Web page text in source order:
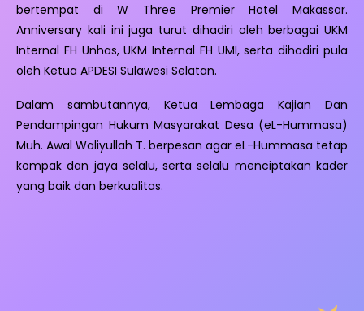
bertempat di W Three Premier Hotel Makassar.
Anniversary kali ini juga turut dihadiri oleh berbagai UKM
Internal FH Unhas, UKM Internal FH UMI, serta dihadiri pula
oleh Ketua APDESI Sulawesi Selatan.
Dalam sambutannya, Ketua Lembaga Kajian Dan
Pendampingan Hukum Masyarakat Desa (eL-Hummasa)
Muh. Awal Waliyullah T. berpesan agar eL-Hummasa tetap
kompak dan jaya selalu, serta selalu menciptakan kader
yang baik dan berkualitas.